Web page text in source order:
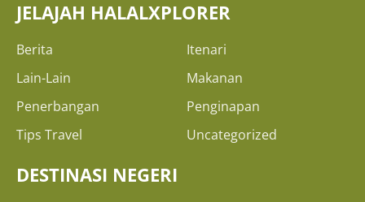
JELAJAH HALALXPLORER
Berita
Itenari
Lain-Lain
Makanan
Penerbangan
Penginapan
Tips Travel
Uncategorized
DESTINASI NEGERI